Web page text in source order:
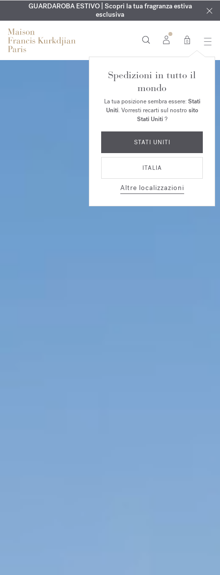
ESCLUSIVO | Scopri la nuova fragranza OUDvelvet moodnel
tuo ordine*
INCISIONE GRATUITA | Su tutte le fragranze e gli oli per il
corpo fino al 9 agosto
GUARDAROBA ESTIVO | Scopri la tua fragranza estiva
esclusiva
0
Spedizioni in tutto il
mondo
La tua posizione sembra essere: Stati
Uniti. Vorresti recarti sul nostro sito
Stati Uniti?
STATI UNITI
ITALIA
Altre localizzazioni